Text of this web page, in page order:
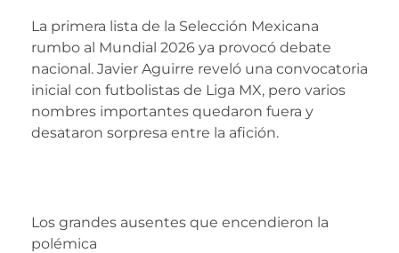
La primera lista de la Selección Mexicana
rumbo al Mundial 2026 ya provocó debate
nacional. Javier Aguirre reveló una convocatoria
inicial con futbolistas de Liga MX, pero varios
nombres importantes quedaron fuera y
desataron sorpresa entre la afición.
Los grandes ausentes que encendieron la
polémica